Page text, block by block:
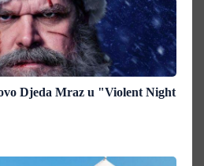
Djeda Mraz u "Violent Night